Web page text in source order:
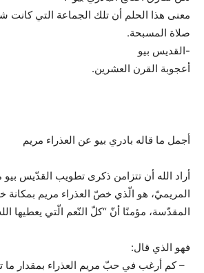
معنى هذا الحلم أن تلك الجماعة التي كانت
صلاة المسبحة.
-القديس بيو
أعجوبة القرن العشرين.
أجمل ما قاله بادري بيو عن العذراء مريم
أراد الله أن تتزامن ذكرى تطويب القدّيس بيو
المريميّ، هو الّذي خصّ العذراء مريم بمكانة
المقدّسة، مؤمنًا أنّ “كلّ النّعم الّتي يعطيها
فهو الذي قال:
– كم أرغب في حبّ مريم العذراء بمقدار ما